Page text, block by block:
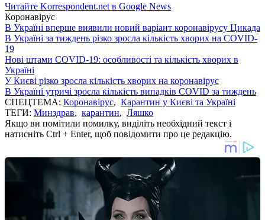
Читайте Korrespondent.net в Google News
Коронавірус
В Україні вперше виявили новий варіант коронавірусу Цикада
В Україні за тиждень різко зросла кількість хворих на COVID-
19
Нові штами COVID-19: особливості та кількість хворих в
Україні
У Києві різко зросла кількість хворих на коронавірус
В Україні утричі зросла кількість випадків COVID за тиждень
СПЕЦТЕМА: Коронавірус, Карантин у Києві та Україні
ТЕГИ: Минздрав, карантин, Ляшко
Якщо ви помітили помилку, виділіть необхідний текст і
натисніть Ctrl + Enter, щоб повідомити про це редакцію.